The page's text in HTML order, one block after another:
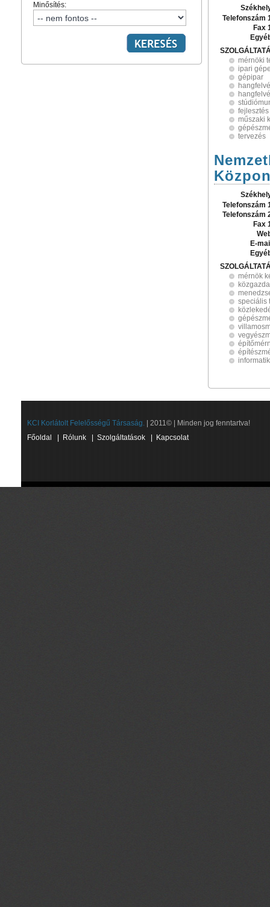
Minősítés:
Telefonszám
Fax
mérnöki
ipari
gépipar
fejlesztés
műszaki
tervezés
Telefonszám
Telefonszám
Fax
E-
mérnök
speciális
KCI Korlátolt Felelősségű Társaság. | 2011© | Minden jog fenntartva!
Főoldal
Rólunk Szolgáltatások Kapcsolat